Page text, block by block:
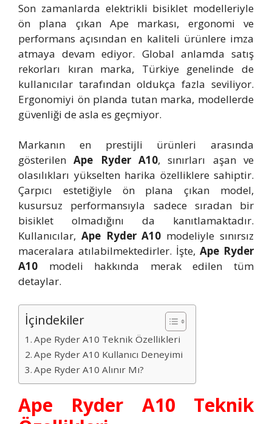
Son zamanlarda elektrikli bisiklet modelleriyle
ön plana çıkan Ape markası, ergonomi ve
performans açısından en kaliteli ürünlere imza
atmaya devam ediyor. Global anlamda satış
rekorları kıran marka, Türkiye genelinde de
kullanıcılar tarafından oldukça fazla seviliyor.
Ergonomiyi ön planda tutan marka, modellerde
güvenliği de asla es geçmiyor.
Markanın en prestijli ürünleri arasında
gösterilenApe Ryder A10, sınırları aşan ve
olasılıkları yükselten harika özelliklere sahiptir.
Çarpıcı estetiğiyle ön plana çıkan model,
kusursuz performansıyla sadece sıradan bir
bisiklet olmadığını da kanıtlamaktadır.
Kullanıcılar, Ape Ryder A10 modeliyle sınırsız
maceralara atılabilmektedirler. İşte, Ape Ryder
A10 modeli hakkında merak edilen tüm
detaylar.
İçindekiler
Ape Ryder A10 Teknik Özellikleri
Ape Ryder A10 Kullanıcı Deneyimi
Ape Ryder A10 Alınır Mı?
Ape Ryder A10 Teknik